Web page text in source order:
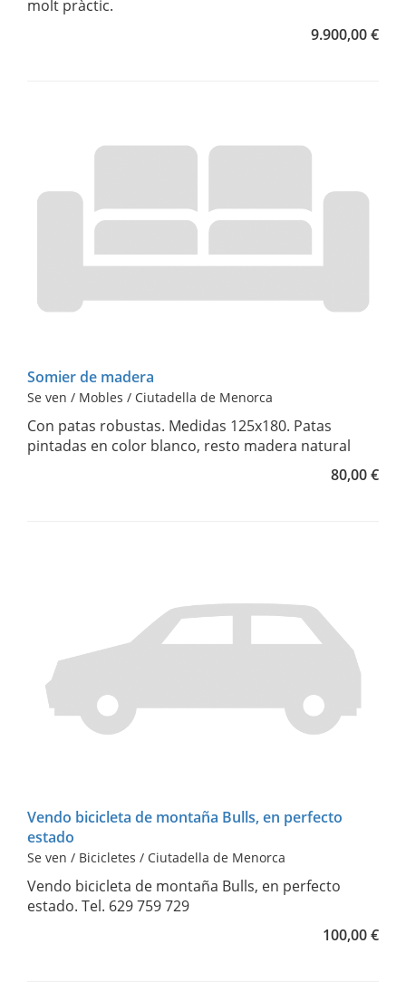
molt pràctic.
9.900,00 €
Somier de madera
Se ven / Mobles / Ciutadella de Menorca
Con patas robustas. Medidas 125x180. Patas
pintadas en color blanco, resto madera natural
80,00 €
Vendo bicicleta de montaña Bulls, en perfecto
estado
Se ven / Bicicletes / Ciutadella de Menorca
Vendo bicicleta de montaña Bulls, en perfecto
estado. Tel. 629 759 729
100,00 €